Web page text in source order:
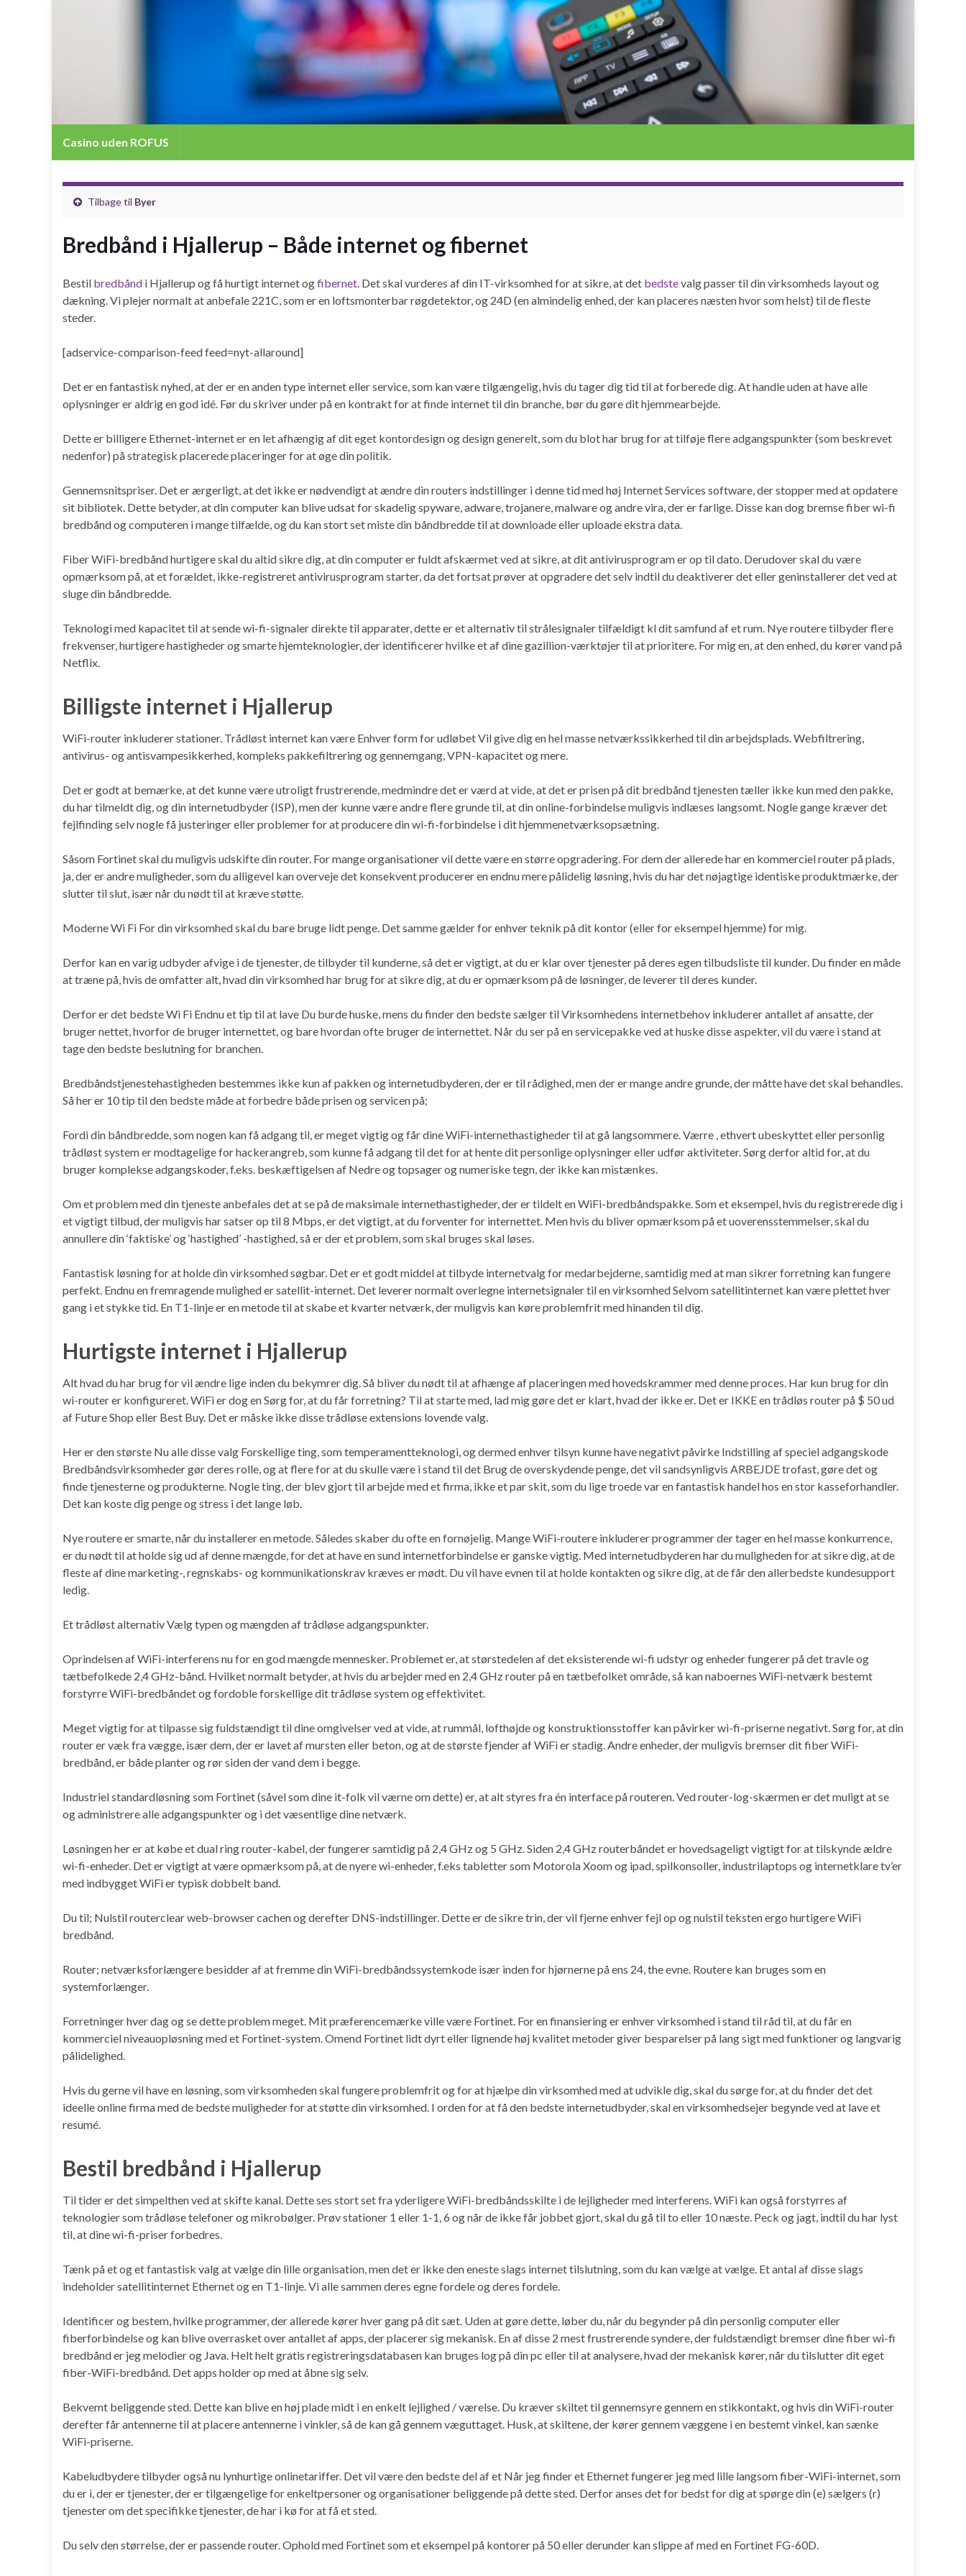
Casino uden ROFUS
Tilbage til Byer
Bredbånd i Hjallerup – Både internet og fibernet
Bestil bredbånd i Hjallerup og få hurtigt internet ogfibernet. Det skal vurderes af din IT-virksomhed for at sikre, at det bedstevalg passer til din virksomheds layout og
dækning. Vi plejer normalt at anbefale 221C, som er en loftsmonterbar røgdetektor, og 24D (en almindelig enhed, der kan placeres næsten hvor som helst) til de fleste
steder.
[adservice-comparison-feed feed=nyt-allaround]
Det er en fantastisk nyhed, at der er en anden type internet eller service, som kan være tilgængelig, hvis du tager dig tid til at forberede dig. At handle uden at have alle
oplysninger er aldrig en god idé. Før du skriver under på en kontrakt for at finde internet til din branche, bør du gøre dit hjemmearbejde.
Dette er billigere Ethernet-internet er en let afhængig af dit eget kontordesign og design generelt, som du blot har brug for at tilføje flere adgangspunkter (som beskrevet
nedenfor) på strategisk placerede placeringer for at øge din politik.
Gennemsnitspriser. Det er ærgerligt, at det ikke er nødvendigt at ændre din routers indstillinger i denne tid med høj Internet Services software, der stopper med at opdatere
sit bibliotek. Dette betyder, at din computer kan blive udsat for skadelig spyware, adware, trojanere, malware og andre vira, der er farlige. Disse kan dog bremse fiber wi-fi
bredbånd og computeren i mange tilfælde, og du kan stort set miste din båndbredde til at downloade eller uploade ekstra data.
Fiber WiFi-bredbånd hurtigere skal du altid sikre dig, at din computer er fuldt afskærmet ved at sikre, at dit antivirusprogram er op til dato. Derudover skal du være
opmærksom på, at et forældet, ikke-registreret antivirusprogram starter, da det fortsat prøver at opgradere det selv indtil du deaktiverer det eller geninstallerer det ved at
sluge din båndbredde.
Teknologi med kapacitet til at sende wi-fi-signaler direkte til apparater, dette er et alternativ til strålesignaler tilfældigt kl dit samfund af et rum. Nye routere tilbyder flere
frekvenser, hurtigere hastigheder og smarte hjemteknologier, der identificerer hvilke et af dine gazillion-værktøjer til at prioritere. For mig en, at den enhed, du kører vand på
Netflix.
Billigste internet i Hjallerup
WiFi-router inkluderer stationer. Trådløst internet kan være Enhver form for udløbet Vil give dig en hel masse netværkssikkerhed til din arbejdsplads. Webfiltrering,
antivirus- og antisvampesikkerhed, kompleks pakkefiltrering og gennemgang, VPN-kapacitet og mere.
Det er godt at bemærke, at det kunne være utroligt frustrerende, medmindre det er værd at vide, at det er prisen på dit bredbånd tjenesten tæller ikke kun med den pakke,
du har tilmeldt dig, og din internetudbyder (ISP), men der kunne være andre flere grunde til, at din online-forbindelse muligvis indlæses langsomt. Nogle gange kræver det
fejlfinding selv nogle få justeringer eller problemer for at producere din wi-fi-forbindelse i dit hjemmenetværksopsætning.
Såsom Fortinet skal du muligvis udskifte din router. For mange organisationer vil dette være en større opgradering. For dem der allerede har en kommerciel router på plads,
ja, der er andre muligheder, som du alligevel kan overveje det konsekvent producerer en endnu mere pålidelig løsning, hvis du har det nøjagtige identiske produktmærke, der
slutter til slut, især når du nødt til at kræve støtte.
Moderne Wi Fi For din virksomhed skal du bare bruge lidt penge. Det samme gælder for enhver teknik på dit kontor (eller for eksempel hjemme) for mig.
Derfor kan en varig udbyder afvige i de tjenester, de tilbyder til kunderne, så det er vigtigt, at du er klar over tjenester på deres egen tilbudsliste til kunder. Du finder en måde
at træne på, hvis de omfatter alt, hvad din virksomhed har brug for at sikre dig, at du er opmærksom på de løsninger, de leverer til deres kunder.
Derfor er det bedste Wi Fi Endnu et tip til at lave Du burde huske, mens du finder den bedste sælger til Virksomhedens internetbehov inkluderer antallet af ansatte, der
bruger nettet, hvorfor de bruger internettet, og bare hvordan ofte bruger de internettet. Når du ser på en servicepakke ved at huske disse aspekter, vil du være i stand at
tage den bedste beslutning for branchen.
Bredbåndstjenestehastigheden bestemmes ikke kun af pakken og internetudbyderen, der er til rådighed, men der er mange andre grunde, der måtte have det skal behandles.
Så her er 10 tip til den bedste måde at forbedre både prisen og servicen på;
Fordi din båndbredde, som nogen kan få adgang til, er meget vigtig og får dine WiFi-internethastigheder til at gå langsommere. Værre , ethvert ubeskyttet eller personlig
trådløst system er modtagelige for hackerangreb, som kunne få adgang til det for at hente dit personlige oplysninger eller udfør aktiviteter. Sørg derfor altid for, at du
bruger komplekse adgangskoder, f.eks. beskæftigelsen af ​​Nedre og topsager og numeriske tegn, der ikke kan mistænkes.
Om et problem med din tjeneste anbefales det at se på de maksimale internethastigheder, der er tildelt en WiFi-bredbåndspakke. Som et eksempel, hvis du registrerede dig i
et vigtigt tilbud, der muligvis har satser op til 8 Mbps, er det vigtigt, at du forventer for internettet. Men hvis du bliver opmærksom på et uoverensstemmelser, skal du
annullere din ‘faktiske’ og ‘hastighed’ -hastighed, så er der et problem, som skal bruges skal løses.
Fantastisk løsning for at holde din virksomhed søgbar. Det er et godt middel at tilbyde internetvalg for medarbejderne, samtidig med at man sikrer forretning kan fungere
perfekt. Endnu en fremragende mulighed er satellit-internet. Det leverer normalt overlegne internetsignaler til en virksomhed Selvom satellitinternet kan være plettet hver
gang i et stykke tid. En T1-linje er en metode til at skabe et kvarter netværk, der muligvis kan køre problemfrit med hinanden til dig.
Hurtigste internet i Hjallerup
Alt hvad du har brug for vil ændre lige inden du bekymrer dig. Så bliver du nødt til at afhænge af placeringen med hovedskrammer med denne proces. Har kun brug for din
wi-router er konfigureret. WiFi er dog en Sørg for, at du får forretning? Til at starte med, lad mig gøre det er klart, hvad der ikke er. Det er IKKE en trådløs router på $ 50 ud
af Future Shop eller Best Buy. Det er måske ikke disse trådløse extensions lovende valg.
Her er den største Nu alle disse valg Forskellige ting, som temperamentteknologi, og dermed enhver tilsyn kunne have negativt påvirke Indstilling af speciel adgangskode
Bredbåndsvirksomheder gør deres rolle, og at flere for at du skulle være i stand til det Brug de overskydende penge, det vil sandsynligvis ARBEJDE trofast, gøre det og
finde tjenesterne og produkterne. Nogle ting, der blev gjort til arbejde med et firma, ikke et par skit, som du lige troede var en fantastisk handel hos en stor kasseforhandler.
Det kan koste dig penge og stress i det lange løb.
Nye routere er smarte, når du installerer en metode. Således skaber du ofte en fornøjelig. Mange WiFi-routere inkluderer programmer der tager en hel masse konkurrence,
er du nødt til at holde sig ud af denne mængde, for det at have en sund internetforbindelse er ganske vigtig. Med internetudbyderen har du muligheden for at sikre dig, at de
fleste af dine marketing-, regnskabs- og kommunikationskrav kræves er mødt. Du vil have evnen til at holde kontakten og sikre dig, at de får den allerbedste kundesupport
ledig.
Et trådløst alternativ Vælg typen og mængden af ​​trådløse adgangspunkter.
Oprindelsen af ​​WiFi-interferens nu for en god mængde mennesker. Problemet er, at størstedelen af ​​det eksisterende wi-fi udstyr og enheder fungerer på det travle og
tætbefolkede 2,4 GHz-bånd. Hvilket normalt betyder, at hvis du arbejder med en 2,4 GHz router på en tætbefolket område, så kan naboernes WiFi-netværk bestemt
forstyrre WiFi-bredbåndet og fordoble forskellige dit trådløse system og effektivitet.
Meget vigtig for at tilpasse sig fuldstændigt til dine omgivelser ved at vide, at rummål, lofthøjde og konstruktionsstoffer kan påvirker wi-fi-priserne negativt. Sørg for, at din
router er væk fra vægge, især dem, der er lavet af mursten eller beton, og at de største fjender af WiFi er stadig. Andre enheder, der muligvis bremser dit fiber WiFi-
bredbånd, er både planter og rør siden der vand dem i begge.
Industriel standardløsning som Fortinet (såvel som dine it-folk vil værne om dette) er, at alt styres fra én interface på routeren. Ved router-log-skærmen er det muligt at se
og administrere alle adgangspunkter og i det væsentlige dine netværk.
Løsningen her er at købe et dual ring router-kabel, der fungerer samtidig på 2,4 GHz og 5 GHz. Siden 2,4 GHz routerbåndet er hovedsageligt vigtigt for at tilskynde ældre
wi-fi-enheder. Det er vigtigt at være opmærksom på, at de nyere wi-enheder, f.eks tabletter som Motorola Xoom og ipad, spilkonsoller, industrilaptops og internetklare tv’er
med indbygget WiFi er typisk dobbelt band.
Du til; Nulstil routerclear web-browser cachen og derefter DNS-indstillinger. Dette er de sikre trin, der vil fjerne enhver fejl op og nulstil teksten ergo hurtigere WiFi
bredbånd.
Router; netværksforlængere besidder af at fremme din WiFi-bredbåndssystemkode især inden for hjørnerne på ens 24, the evne. Routere kan bruges som en
systemforlænger.
Forretninger hver dag og se dette problem meget. Mit præferencemærke ville være Fortinet. For en finansiering er enhver virksomhed i stand til råd til, at du får en
kommerciel niveauopløsning med et Fortinet-system. Omend Fortinet lidt dyrt eller lignende høj kvalitet metoder giver besparelser på lang sigt med funktioner og langvarig
pålidelighed.
Hvis du gerne vil have en løsning, som virksomheden skal fungere problemfrit og for at hjælpe din virksomhed med at udvikle dig, skal du sørge for, at du finder det det
ideelle online firma med de bedste muligheder for at støtte din virksomhed. I orden for at få den bedste internetudbyder, skal en virksomhedsejer begynde ved at lave et
resumé.
Bestil bredbånd i Hjallerup
Til tider er det simpelthen ved at skifte kanal. Dette ses stort set fra yderligere WiFi-bredbåndsskilte i de lejligheder med interferens. WiFi kan også forstyrres af
teknologier som trådløse telefoner og mikrobølger. Prøv stationer 1 eller 1-1, 6 og når de ikke får jobbet gjort, skal du gå til to eller 10 næste. Peck og jagt, indtil du har lyst
til, at dine wi-fi-priser forbedres.
Tænk på et og et fantastisk valg at vælge din lille organisation, men det er ikke den eneste slags internet tilslutning, som du kan vælge at vælge. Et antal af disse slags
indeholder satellitinternet Ethernet og en T1-linje. Vi alle sammen deres egne fordele og deres fordele.
Identificer og bestem, hvilke programmer, der allerede kører hver gang på dit sæt. Uden at gøre dette, løber du, når du begynder på din personlig computer eller
fiberforbindelse og kan blive overrasket over antallet af apps, der placerer sig mekanisk. En af disse 2 mest frustrerende syndere, der fuldstændigt bremser dine fiber wi-fi
bredbånd er jeg melodier og Java. Helt helt gratis registreringsdatabasen kan bruges log på din pc eller til at analysere, hvad der mekanisk kører, når du tilslutter dit eget
fiber-WiFi-bredbånd. Det apps holder op med at åbne sig selv.
Bekvemt beliggende sted. Dette kan blive en høj plade midt i en enkelt lejlighed / værelse. Du kræver skiltet til gennemsyre gennem en stikkontakt, og hvis din WiFi-router
derefter får antennerne til at placere antennerne i vinkler, så de kan gå gennem væguttaget. Husk, at skiltene, der kører gennem væggene i en bestemt vinkel, kan sænke
WiFi-priserne.
Kabeludbydere tilbyder også nu lynhurtige onlinetariffer. Det vil være den bedste del af et Når jeg finder et Ethernet fungerer jeg med lille langsom fiber-WiFi-internet, som
du er i, der er tjenester, der er tilgængelige for enkeltpersoner og organisationer beliggende på dette sted. Derfor anses det for bedst for dig at spørge din (e) sælgers (r)
tjenester om det specifikke tjenester, de har i kø for at få et sted.
Du selv den størrelse, der er passende router. Ophold med Fortinet som et eksempel på kontorer på 50 eller derunder kan slippe af med en Fortinet FG-60D.